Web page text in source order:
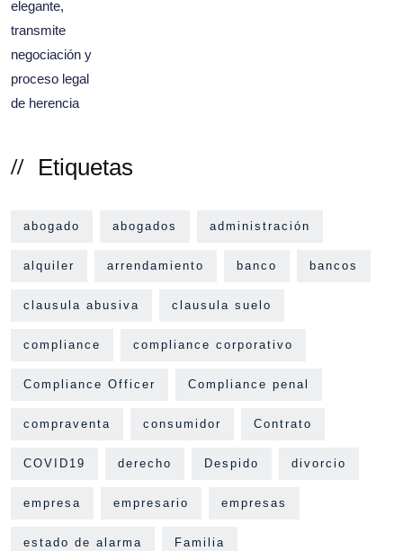
Etiquetas
abogado abogados administración
alquiler arrendamiento banco bancos
clausula abusiva clausula suelo
compliance compliance corporativo
Compliance Officer Compliance penal
compraventa consumidor Contrato
COVID19 derecho Despido divorcio
empresa empresario empresas
estado de alarma Familia